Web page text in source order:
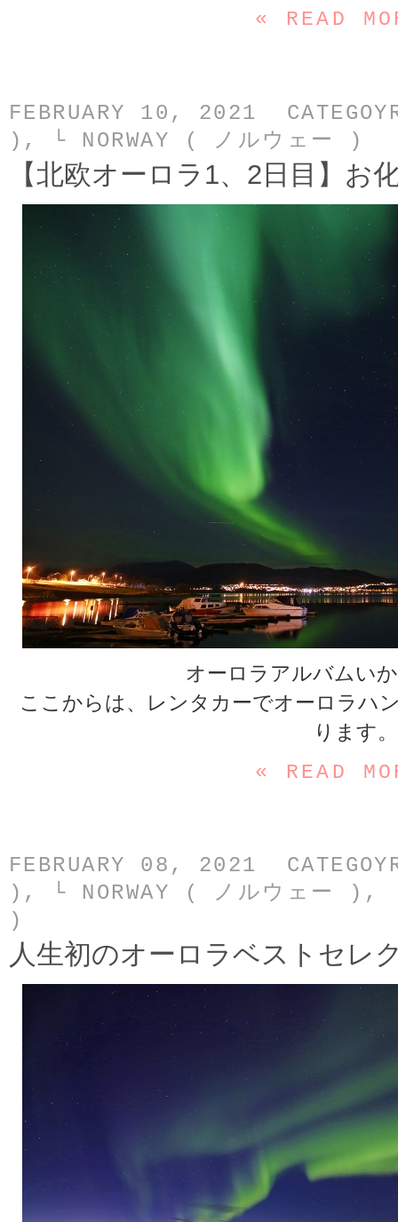
« READ
FEBRUARY 10, 2021
) , └ NORWAY ( ノルウェー )
【北欧オーロラ1、2日目】お
オーロラアルバムい
ここからは、レンタカーでオーロラハ
ります。
« READ
FEBRUARY 08, 2021
) , └ NORWAY ( ノルウェー ) ,
)
人生初のオーロラベストセレ